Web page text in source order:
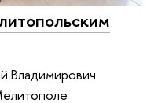
Владимирович